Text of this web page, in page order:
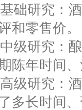
研究：酒
和零售价。
研究：酿
陈年时间
研究：酒
多长时间